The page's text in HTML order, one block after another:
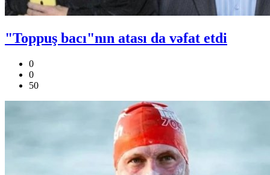
"Toppuş bacı"nın atası da vəfat etdi
0
0
50